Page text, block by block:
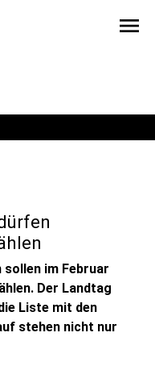
menu
sollen im Februar
Der Landtag
Liste mit den
stehen nicht nur